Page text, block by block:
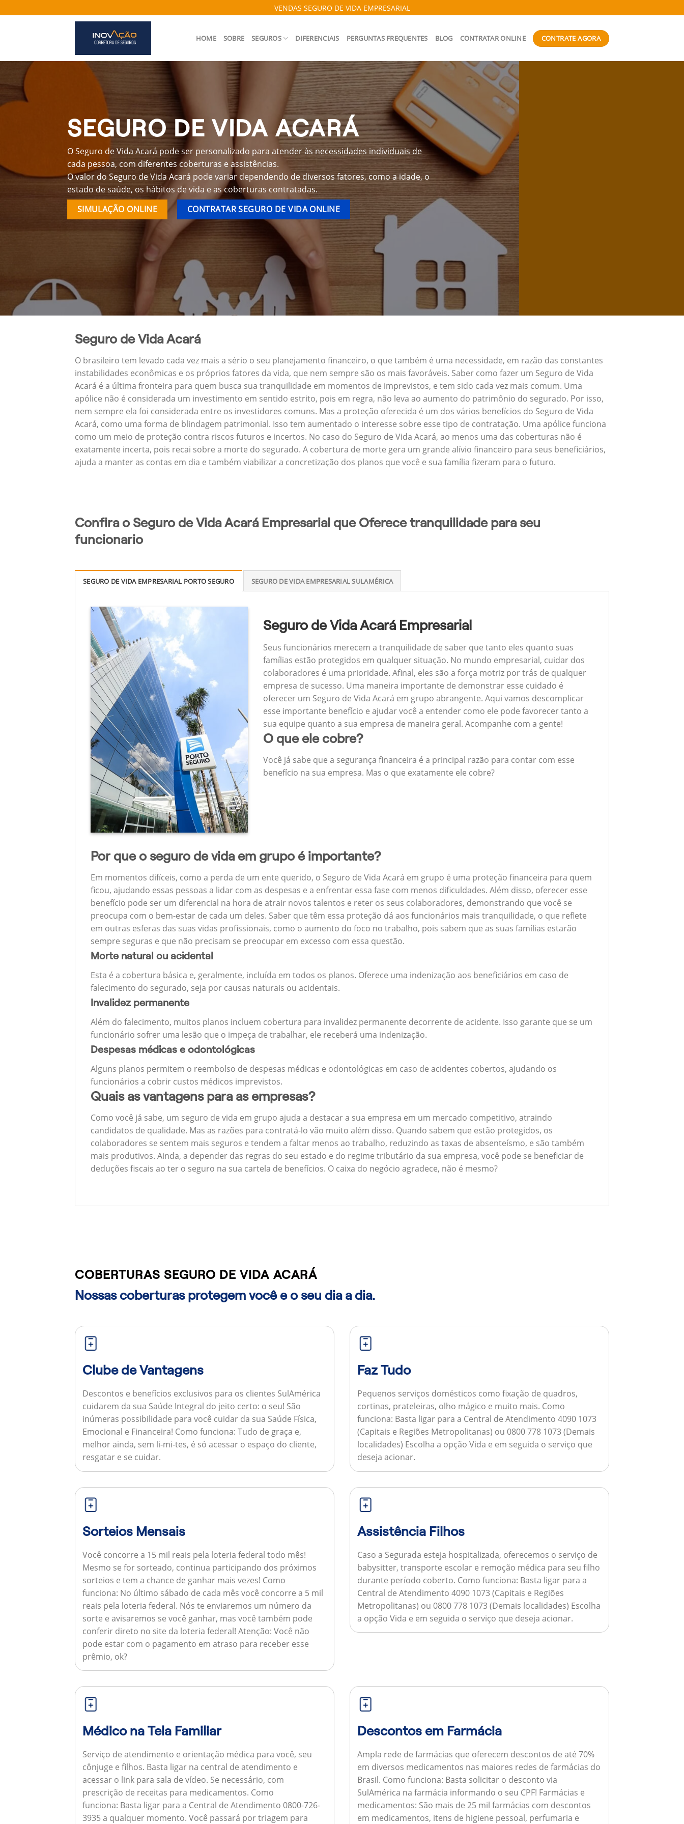
to
VENDAS SEGURO DE VIDA EMPRESARIAL
HOME SOBRE SEGUROS DIFERENCIAIS PERGUNTAS FREQUENTES BLOG CONTRATAR ONLINE CONTRATE AGORA
SEGURO DE VIDA ACARÁ
O Seguro de Vida Acará pode ser personalizado para atender às necessidades individuais de
cada pessoa, com diferentes coberturas e assistências.
O valor do Seguro de Vida Acará pode variar dependendo de diversos fatores, como a idade, o
estado de saúde, os hábitos de vida e as coberturas contratadas.
SIMULAÇÃO ONLINE
CONTRATAR SEGURO DE VIDA ONLINE
Seguro de Vida Acará
O brasileiro tem levado cada vez mais a sério o seu planejamento financeiro, o que também é uma necessidade, em razão das constantes
instabilidades econômicas e os próprios fatores da vida, que nem sempre são os mais favoráveis. Saber como fazer um Seguro de Vida
Acará é a última fronteira para quem busca sua tranquilidade em momentos de imprevistos, e tem sido cada vez mais comum. Uma
apólice não é considerada um investimento em sentido estrito, pois em regra, não leva ao aumento do patrimônio do segurado. Por isso,
nem sempre ela foi considerada entre os investidores comuns. Mas a proteção oferecida é um dos vários benefícios do Seguro de Vida
Acará, como uma forma de blindagem patrimonial. Isso tem aumentado o interesse sobre esse tipo de contratação. Uma apólice funciona
como um meio de proteção contra riscos futuros e incertos. No caso do Seguro de Vida Acará, ao menos uma das coberturas não é
exatamente incerta, pois recai sobre a morte do segurado. A cobertura de morte gera um grande alívio financeiro para seus beneficiários,
ajuda a manter as contas em dia e também viabilizar a concretização dos planos que você e sua família fizeram para o futuro.
Confira o Seguro de Vida Acará Empresarial que Oferece tranquilidade para seu
funcionario
SEGURO DE VIDA EMPRESARIAL PORTO SEGURO SEGURO DE VIDA EMPRESARIAL SULAMÉRICA
Seguro de Vida Acará Empresarial
Seus funcionários merecem a tranquilidade de saber que tanto eles quanto suas
famílias estão protegidos em qualquer situação. No mundo empresarial, cuidar dos
colaboradores é uma prioridade. Afinal, eles são a força motriz por trás de qualquer
empresa de sucesso. Uma maneira importante de demonstrar esse cuidado é
oferecer um Seguro de Vida Acará em grupo abrangente. Aqui vamos descomplicar
esse importante benefício e ajudar você a entender como ele pode favorecer tanto a
sua equipe quanto a sua empresa de maneira geral. Acompanhe com a gente!
O que ele cobre?
Você já sabe que a segurança financeira é a principal razão para contar com esse
benefício na sua empresa. Mas o que exatamente ele cobre?
Por que o seguro de vida em grupo é importante?
Em momentos difíceis, como a perda de um ente querido, o Seguro de Vida Acará em grupo é uma proteção financeira para quem
ficou, ajudando essas pessoas a lidar com as despesas e a enfrentar essa fase com menos dificuldades. Além disso, oferecer esse
benefício pode ser um diferencial na hora de atrair novos talentos e reter os seus colaboradores, demonstrando que você se
preocupa com o bem-estar de cada um deles. Saber que têm essa proteção dá aos funcionários mais tranquilidade, o que reflete
em outras esferas das suas vidas profissionais, como o aumento do foco no trabalho, pois sabem que as suas famílias estarão
sempre seguras e que não precisam se preocupar em excesso com essa questão.
Morte natural ou acidental
Esta é a cobertura básica e, geralmente, incluída em todos os planos. Oferece uma indenização aos beneficiários em caso de
falecimento do segurado, seja por causas naturais ou acidentais.
Invalidez permanente
Além do falecimento, muitos planos incluem cobertura para invalidez permanente decorrente de acidente. Isso garante que se um
funcionário sofrer uma lesão que o impeça de trabalhar, ele receberá uma indenização.
Despesas médicas e odontológicas
Alguns planos permitem o reembolso de despesas médicas e odontológicas em caso de acidentes cobertos, ajudando os
funcionários a cobrir custos médicos imprevistos.
Quais as vantagens para as empresas?
Como você já sabe, um seguro de vida em grupo ajuda a destacar a sua empresa em um mercado competitivo, atraindo
candidatos de qualidade. Mas as razões para contratá-lo vão muito além disso. Quando sabem que estão protegidos, os
colaboradores se sentem mais seguros e tendem a faltar menos ao trabalho, reduzindo as taxas de absenteísmo, e são também
mais produtivos. Ainda, a depender das regras do seu estado e do regime tributário da sua empresa, você pode se beneficiar de
deduções fiscais ao ter o seguro na sua cartela de benefícios. O caixa do negócio agradece, não é mesmo?
COBERTURAS SEGURO DE VIDA ACARÁ
Nossas coberturas protegem você e o seu dia a dia.
Clube de Vantagens
Descontos e benefícios exclusivos para os clientes SulAmérica
cuidarem da sua Saúde Integral do jeito certo: o seu! São
inúmeras possibilidade para você cuidar da sua Saúde Física,
Emocional e Financeira! Como funciona: Tudo de graça e,
melhor ainda, sem li-mi-tes, é só acessar o espaço do cliente,
resgatar e se cuidar.
Faz Tudo
Pequenos serviços domésticos como fixação de quadros,
cortinas, prateleiras, olho mágico e muito mais. Como
funciona: Basta ligar para a Central de Atendimento 4090 1073
(Capitais e Regiões Metropolitanas) ou 0800 778 1073 (Demais
localidades) Escolha a opção Vida e em seguida o serviço que
deseja acionar.
Sorteios Mensais
Você concorre a 15 mil reais pela loteria federal todo mês!
Mesmo se for sorteado, continua participando dos próximos
sorteios e tem a chance de ganhar mais vezes! Como
funciona: No último sábado de cada mês você concorre a 5 mil
reais pela loteria federal. Nós te enviaremos um número da
sorte e avisaremos se você ganhar, mas você também pode
conferir direto no site da loteria federal!Atenção: Você não
pode estar com o pagamento em atraso para receber esse
prêmio, ok?
Assistência Filhos
Caso a Segurada esteja hospitalizada, oferecemos o serviço de
babysitter, transporte escolar e remoção médica para seu filho
durante período coberto. Como funciona: Basta ligar para a
Central de Atendimento 4090 1073 (Capitais e Regiões
Metropolitanas) ou 0800 778 1073 (Demais localidades) Escolha
a opção Vida e em seguida o serviço que deseja acionar.
Médico na Tela Familiar
Serviço de atendimento e orientação médica para você, seu
cônjuge e filhos. Basta ligar na central de atendimento e
acessar o link para sala de vídeo. Se necessário, com
prescrição de receitas para medicamentos. Como
funciona: Basta ligar para a Central de Atendimento 0800-726-
3935 a qualquer momento. Você passará por triagem para
Descontos em Farmácia
Ampla rede de farmácias que oferecem descontos de até 70%
em diversos medicamentos nas maiores redes de farmácias do
Brasil. Como funciona: Basta solicitar o desconto via
SulAmérica na farmácia informando o seu CPF! Farmácias e
medicamentos: São mais de 25 mil farmácias com descontos
em medicamentos, itens de higiene pessoal, perfumaria e